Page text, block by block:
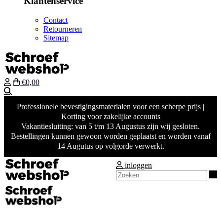
Contact
Retourneren
Sitemap
€0,00
Professionele bevestigingsmaterialen voor een scherpe prijs |
Korting voor zakelijke accounts
Vakantiesluiting: van 5 t/m 13 Augustus zijn wij gesloten.
Bestellingen kunnen gewoon worden geplaatst en worden vanaf
14 Augutus op volgorde verwerkt.
inloggen